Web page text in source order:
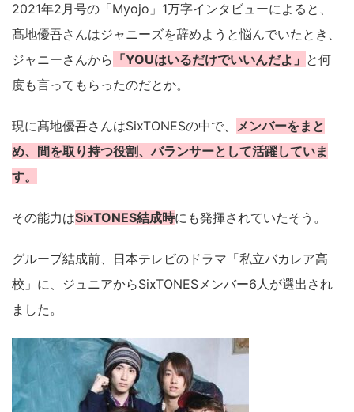
2021年2月号の「Myojo」1万字インタビューによると、
髙地優吾さんはジャニーズを辞めようと悩んでいたとき、
ジャニーさんから 「YOUはいるだけでいいんだよ」 と何
度も言ってもらったのだとか。
現に髙地優吾さんはSixTONESの中で、 メンバーをまと
め、間を取り持つ役割、バランサーとして活躍していま
す。
その能力はSixTONES結成時にも発揮されていたそう。
グループ結成前、日本テレビのドラマ「私立バカレア高
校」に、ジュニアからSixTONESメンバー6人が選出され
ました。